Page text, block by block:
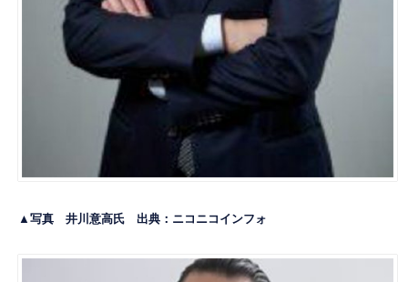
▲写真 井川意高氏 出典： ニコニコインフォ